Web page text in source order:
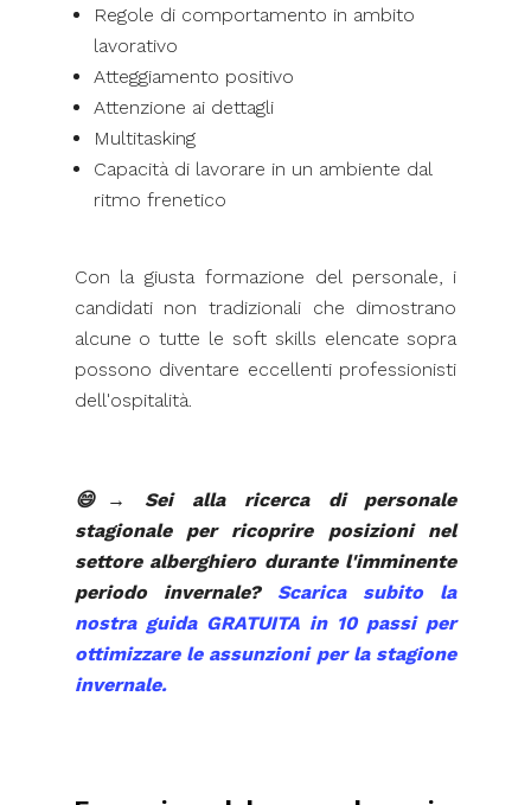
Regole di comportamento in ambito
lavorativo
Atteggiamento positivo
Attenzione ai dettagli
Multitasking
Capacità di lavorare in un ambiente dal
ritmo frenetico
Con la giusta formazione del personale, i
candidati non tradizionali che dimostrano
alcune o tutte le soft skills elencate sopra
possono diventare eccellenti professionisti
dell'ospitalità.
😄→ Sei alla ricerca di personale
stagionale per ricoprire posizioni nel
settore alberghiero durante l'imminente
periodo invernale? Scarica subito la
nostra guida GRATUITA in 10 passi per
ottimizzare le assunzioni per la stagione
invernale.